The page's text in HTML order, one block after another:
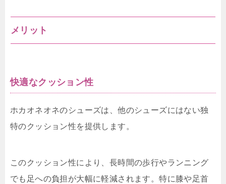
メリット
快適なクッション性
ホカオネオネのシューズは、他のシューズにはない独
特のクッション性を提供します。
このクッション性により、長時間の歩行やランニング
でも足への負担が大幅に軽減されます。特に膝や足首